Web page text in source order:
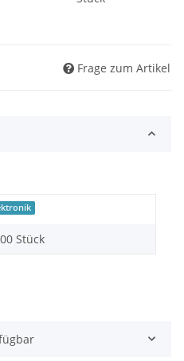
Frage zum Artikel
Stück